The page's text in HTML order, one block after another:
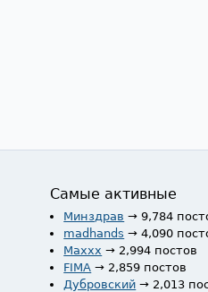
Самые активные
Минздрав → 9,784
madhands → 4,090
Maxxx → 2,994 постов
FIMA → 2,859 постов
Дубровский → 2,013